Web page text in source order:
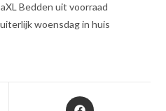
Bedden uit voorraad
woensdag in huis
Opent